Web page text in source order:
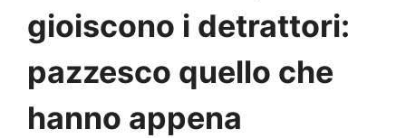
gioiscono i detrattori:
pazzesco quello che
hanno appena